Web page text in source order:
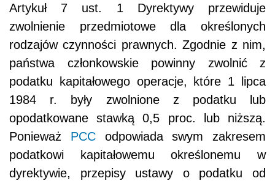
Artykuł 7 ust. 1 Dyrektywy przewiduje
zwolnienie przedmiotowe dla określonych
rodzajów czynności prawnych. Zgodnie z nim,
państwa członkowskie powinny zwolnić z
podatku kapitałowego operacje, które 1 lipca
1984 r. były zwolnione z podatku lub
opodatkowane stawką 0,5 proc. lub niższą.
Ponieważ PCCodpowiada swym zakresem
podatkowi kapitałowemu określonemu w
dyrektywie, przepisy ustawy o podatku od